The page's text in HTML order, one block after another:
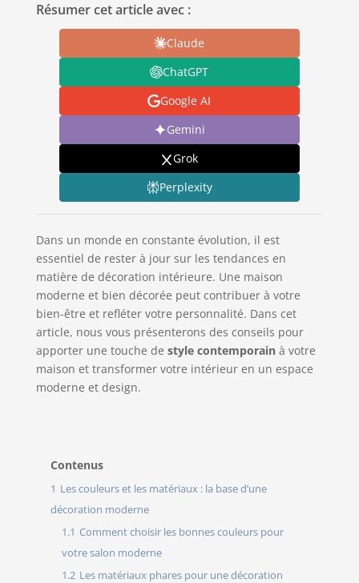
Résumer cet article avec :
Claude
ChatGPT
Google AI
Gemini
Grok
Perplexity
Dans un monde en constante évolution, il est
essentiel de rester à jour sur les tendances en
matière de décoration intérieure. Une maison
moderne et bien décorée peut contribuer à votre
bien-être et refléter votre personnalité. Dans cet
article, nous vous présenterons des conseils pour
apporter une touche de style contemporain à votre
maison et transformer votre intérieur en un espace
moderne et design.
Contenus
1 Les couleurs et les matériaux : la base d’une
décoration moderne
1.1 Comment choisir les bonnes couleurs pour
votre salon moderne
1.2 Les matériaux phares pour une décoration